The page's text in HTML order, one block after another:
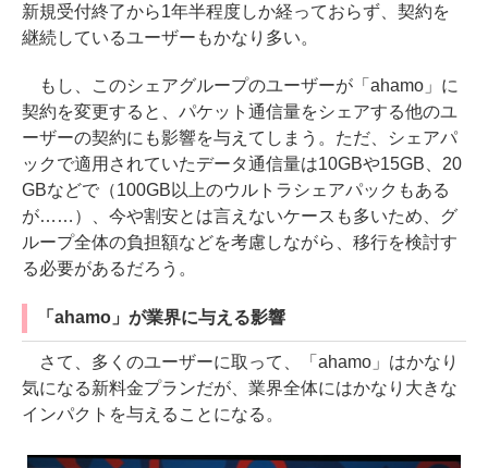
新規受付終了から1年半程度しか経っておらず、契約を
継続しているユーザーもかなり多い。
もし、このシェアグループのユーザーが「ahamo」に
契約を変更すると、パケット通信量をシェアする他のユ
ーザーの契約にも影響を与えてしまう。ただ、シェアパ
ックで適用されていたデータ通信量は10GBや15GB、20
GBなどで（100GB以上のウルトラシェアパックもある
が……）、今や割安とは言えないケースも多いため、グ
ループ全体の負担額などを考慮しながら、移行を検討す
る必要があるだろう。
「ahamo」が業界に与える影響
さて、多くのユーザーに取って、「ahamo」はかなり
気になる新料金プランだが、業界全体にはかなり大きな
インパクトを与えることになる。